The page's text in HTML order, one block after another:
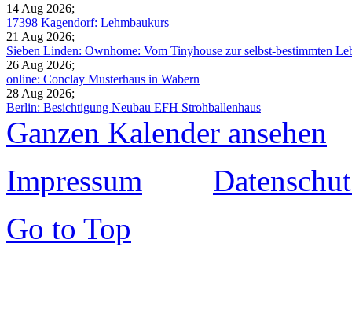
14 Aug 2026;
17398 Kagendorf: Lehmbaukurs
21 Aug 2026;
Sieben Linden: Ownhome: Vom Tinyhouse zur selbst-bestimmten
26 Aug 2026;
online: Conclay Musterhaus in Wabern
28 Aug 2026;
Berlin: Besichtigung Neubau EFH Strohballenhaus
Ganzen Kalender ansehen
Impressum
Go to Top